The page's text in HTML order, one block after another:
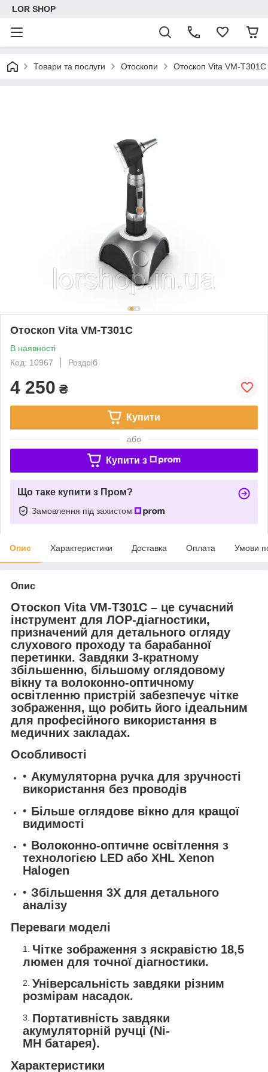
LOR SHOP
Товари та послуги Отоскопи Отоскоп Vita VM-T301C
Отоскоп Vita VM-T301C
В наявності
Код: 10967
Роздріб
4 250 ₴
Купити
або
Купити з
Що таке купити з Пром?
Замовлення під захистом
Опис Характеристики Доставка Оплата Умови
Опис
Отоскоп Vita VM-T301C – це сучасний
інструмент для ЛОР-діагностики,
призначений для детального огляду
слухового проходу та барабанної
перетинки. Завдяки 3-кратному
збільшенню, більшому оглядовому
вікну та волоконно-оптичному
освітленню пристрій забезпечує чітке
зображення, що робить його ідеальним
для професійного використання в
медичних закладах.
Особливості
Акумуляторна ручка для зручності
використання без проводів
Більше оглядове вікно для кращої
видимості
Волоконно-оптичне освітлення з
технологією LED або XHL Xenon
Halogen
Збільшення 3X для детального
аналізу
Переваги моделі
Чітке зображення з яскравістю 18,5
люмен для точної діагностики.
Універсальність завдяки різним
розмірам насадок.
Портативність завдяки
акумуляторній ручці (Ni-
MH батарея).
Характеристики